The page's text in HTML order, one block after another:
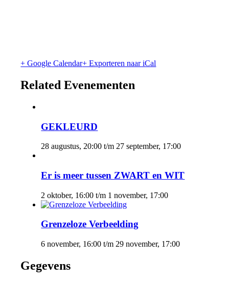
+ Google Calendar+ Exporteren naar iCal
Related Evenementen
GEKLEURD
28 augustus, 20:00 t/m 27 september, 17:00
Er is meer tussen ZWART en WIT
2 oktober, 16:00 t/m 1 november, 17:00
Grenzeloze Verbeelding
6 november, 16:00 t/m 29 november, 17:00
Gegevens